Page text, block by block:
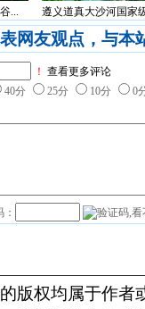
... 遵义道真大沙河国家
网友观点，与本
！ 查看更多评论
40分 25分 10分 0
版权均属于作者